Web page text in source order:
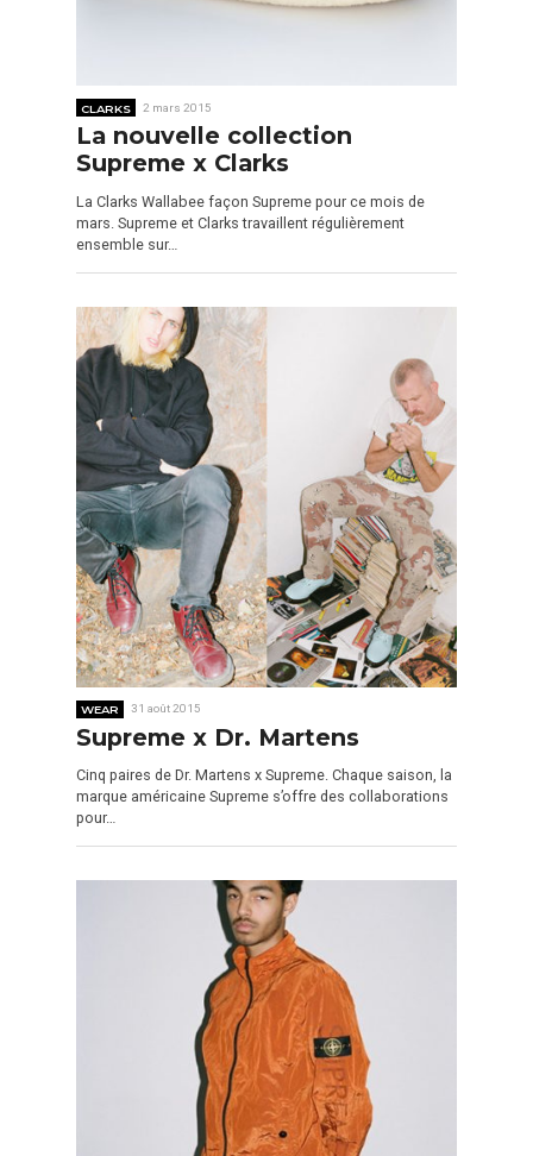
CLARKS 2 mars 2015
La nouvelle collection
Supreme x Clarks
La Clarks Wallabee façon Supreme pour ce mois de
mars. Supreme et Clarks travaillent régulièrement
ensemble sur…
WEAR 31 août 2015
Supreme x Dr. Martens
Cinq paires de Dr. Martens x Supreme. Chaque saison, la
marque américaine Supreme s’offre des collaborations
pour…